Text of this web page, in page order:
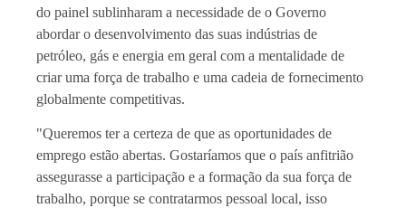
do painel sublinharam a necessidade de o Governo
abordar o desenvolvimento das suas indústrias de
petróleo, gás e energia em geral com a mentalidade de
criar uma força de trabalho e uma cadeia de fornecimento
globalmente competitivas.
"Queremos ter a certeza de que as oportunidades de
emprego estão abertas. Gostaríamos que o país anfitrião
assegurasse a participação e a formação da sua força de
trabalho, porque se contratarmos pessoal local, isso